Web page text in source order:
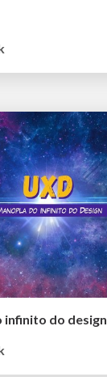
infinito do design